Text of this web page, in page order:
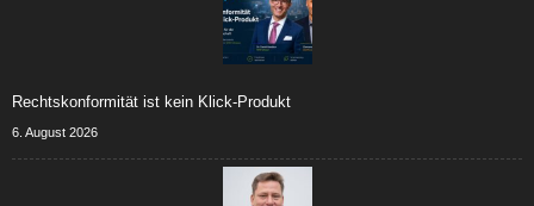
Rechtskonformität ist kein Klick-Produkt
6. August 2026